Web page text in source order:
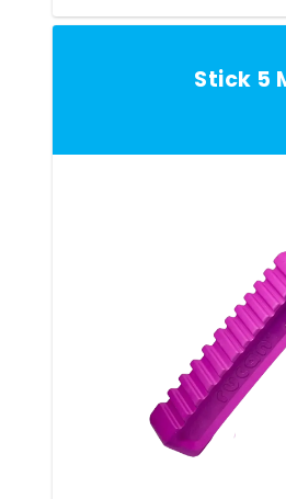
Stick 5